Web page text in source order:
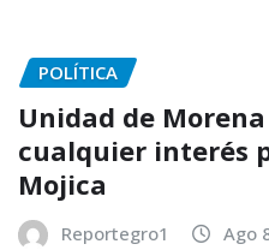
POLÍTICA
Unidad de
cualquier interés
Mojica
Reportegro1 Ago